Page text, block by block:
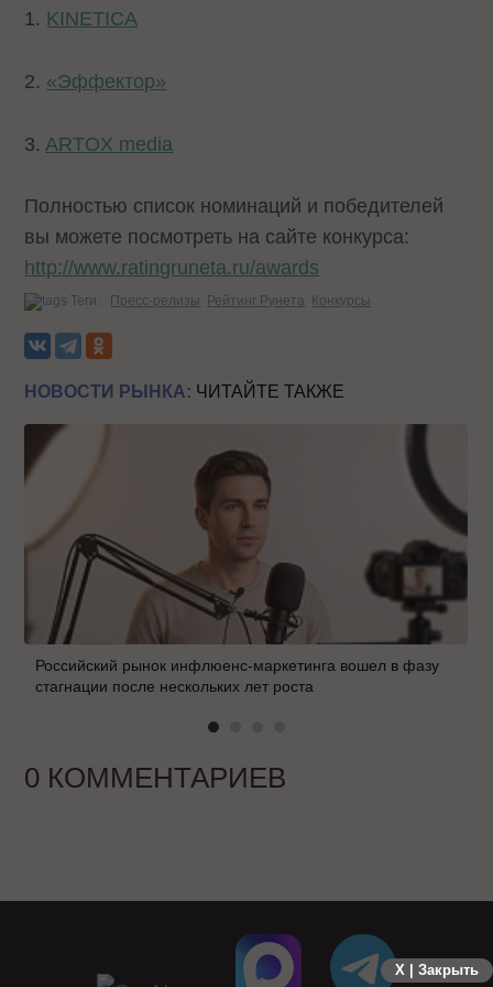
1. KINETICA
2. «Эффектор»
3. ARTOX media
Полностью список номинаций и победителей
вы можете посмотреть на сайте конкурса:
http://www.ratingruneta.ru/awards
Теги: Пресс-релизы Рейтинг Рунета Конкурсы
НОВОСТИ РЫНКА: ЧИТАЙТЕ ТАКЖЕ
Российский рынок инфлюенс-маркетинга вошел в фазу
стагнации после нескольких лет роста
0 КОММЕНТАРИЕВ
X | Закрыть